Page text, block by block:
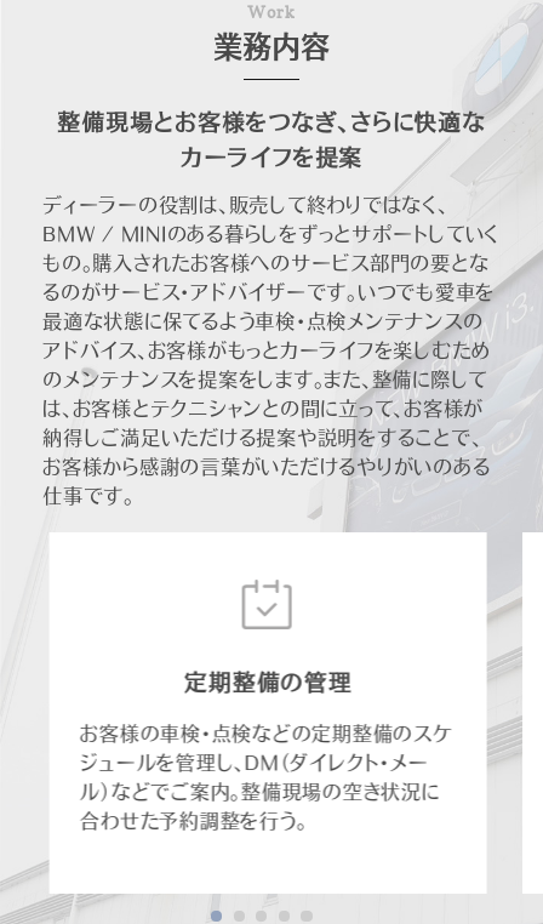
W ork
業務内容
整備現場とお客様をつなぎ、さらに快適な
カーライフを提案
ディーラーの役割は、販売して終わりではなく、
BMW / MINIのある暮らしをずっとサポートしていく
もの。購入されたお客様へのサービス部門の要とな
るのがサービス・アドバイザーです。いつでも愛車を
最適な状態に保てるよう車検・点検メンテナンスの
アドバイス、お客様がもっとカーライフを楽しむため
のメンテナンスを提案をします。また、整備に際して
は、お客様とテクニシャンとの間に立って、お客様が
納得しご満足いただける提案や説明をすることで、
お客様から感謝の言葉がいただけるやりがいのある
仕事です。
定期整備の管理
お客様の車検・点検などの定期整備のスケ
ジュールを管理し、DM（ダイレクト・メー
ル）などでご案内。整備現場の空き状況に
合わせた予約調整を行う。